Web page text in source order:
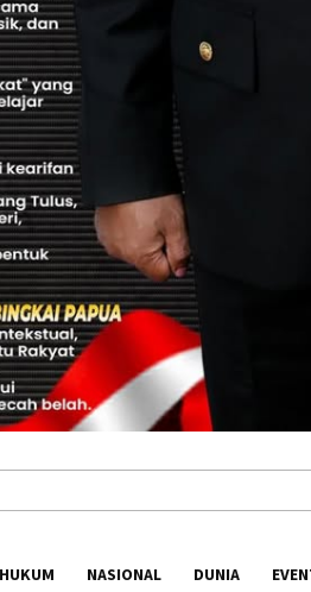
HUKUM NASIONAL DUNIA